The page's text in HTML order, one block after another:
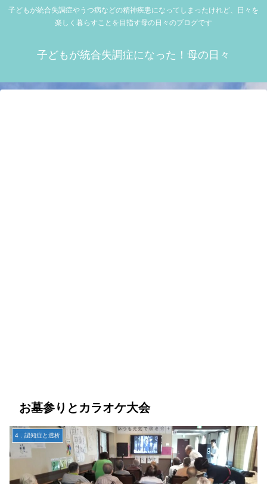
子どもが統合失調症やうつ病などの精神疾患になってしまったけれど、日々を
楽しく暮らすことを目指す母の日々のブログです
子どもが統合失調症になった！母の日々
お墓参りとカラオケ大会
4．認知症と透析